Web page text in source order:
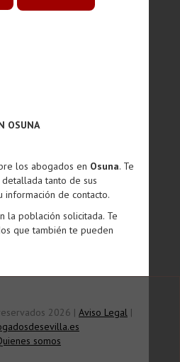
OSUNA
los abogados en Osuna. Te
tanto de sus
información de contacto.
la población solicitada. Te
que también te pueden
2026 | Aviso Legal |
somos